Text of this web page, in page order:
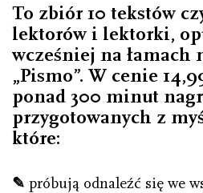
To zbiór 10 tekstów
lektorów i lektorki,
wcześniej na łamach
„Pismo”. W cenie
ponad 300 minut
przygotowanych z
które:
✎ próbują odnaleźć się we